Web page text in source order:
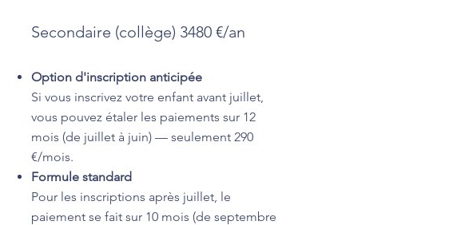
Secondaire (collège) 3480 €/an
Option d'inscription anticipée
Si vous inscrivez votre enfant avant juillet,
vous pouvez étaler les paiements sur 12
mois (de juillet à juin) — seulement 290
€/mois.
Formule standard
Pour les inscriptions après juillet, le
paiement se fait sur 10 mois (de septembre